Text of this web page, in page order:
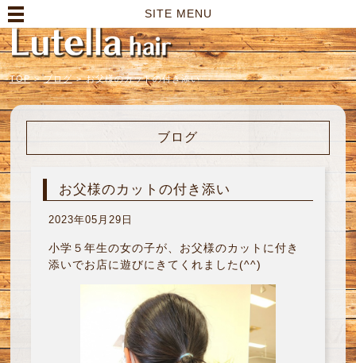
SITE MENU
TOP > ブログ > お父様のカットの付き添い
ブログ
お父様のカットの付き添い
2023年05月29日
小学５年生の女の子が、お父様のカットに付き
添いでお店に遊びにきてくれました(^^)